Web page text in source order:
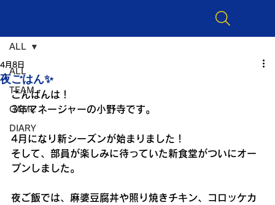
ALL
TEAM
GAME
DIARY
ALL
夜ごはん✨
4月8日
こんばんは！
3年マネージャーの小野寺です。
4月になり新シーズンが始まりました！
そして、部員が楽しみに待っていた新食堂がついにオー
プンしました。
夜ご飯では、麻婆豆腐丼や照り焼きチキン、コロッケカ